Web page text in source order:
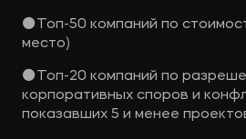
⚫Топ-50 компаний по
место)
⚫Топ-20 компаний по
корпоративных споров и
показавших 5 и менее